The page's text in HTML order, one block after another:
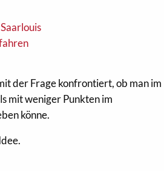
der Frage konfrontiert, ob man im
mit weniger Punkten im
könne.